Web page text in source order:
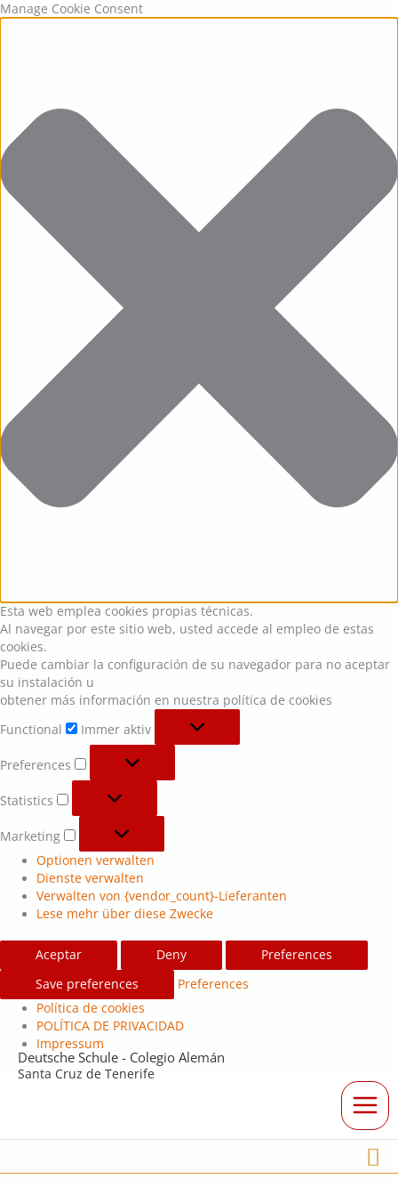
Manage Cookie Consent
Esta web emplea cookies propias técnicas.
Al navegar por este sitio web, usted accede al empleo de estas
cookies.
Puede cambiar la configuración de su navegador para no aceptar
su instalación u
obtener más información en nuestra política de cookies
Functional
Functional
Immer aktiv
Preferences
Preferences
Statistics
Statistics
Marketing
Marketing
Optionen verwalten
Dienste verwalten
Verwalten von {vendor_count}-Lieferanten
Lese mehr über diese Zwecke
Aceptar Deny
Preferences
Save preferences
Preferences
Política de cookies
POLÍTICA DE PRIVACIDAD
Impressum
Deutsche Schule - Colegio Alemán
Santa Cruz de Tenerife